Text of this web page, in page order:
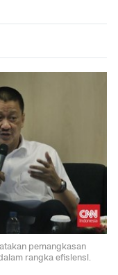
pemangkasan
rangka efisiensi.